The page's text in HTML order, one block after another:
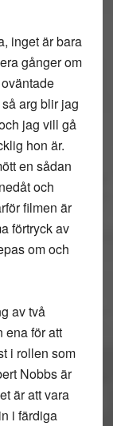
inget är bara
gånger om
arg blir jag
jag vill gå
hon är.
en sådan
och
filmen är
förtryck av
om och
av två
ena för att
i rollen som
Nobbs är
är att vara
i färdiga